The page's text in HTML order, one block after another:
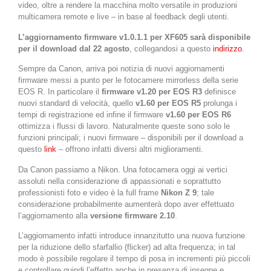
video, oltre a rendere la macchina molto versatile in produzioni
multicamera remote e live – in base al feedback degli utenti.
L’aggiornamento firmware v1.0.1.1 per XF605 sarà disponibile
per il download dal 22 agosto , collegandosi a questo indirizzo
Sempre da Canon, arriva poi notizia di nuovi aggiornamenti
firmware messi a punto per le fotocamere mirrorless della serie
EOS R. In particolare il firmware v1.20 per EOS R3 definisce
nuovi standard di velocità, quello v1.60 per EOS R5 prolunga i
tempi di registrazione ed infine il firmware v1.60 per EOS R6
ottimizza i flussi di lavoro. Naturalmente queste sono solo le
funzioni principali; i nuovi firmware – disponibili per il download a
questo link – offrono infatti diversi altri miglioramenti.
Da Canon passiamo a Nikon. Una fotocamera oggi ai vertici
assoluti nella considerazione di appassionati e soprattutto
professionisti foto e video è la full frame Nikon Z 9; tale
considerazione probabilmente aumenterà dopo aver effettuato
l’aggiornamento alla versione firmware 2.10
L’aggiornamento infatti introduce innanzitutto una nuova funzione
per la riduzione dello sfarfallio (flicker) ad alta frequenza; in tal
modo è possibile regolare il tempo di posa in incrementi più piccoli